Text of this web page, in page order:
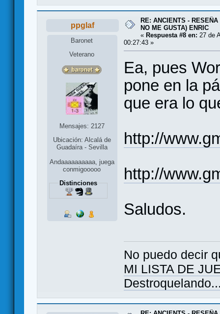
ppglaf
Baronet
Veterano
Mensajes: 2127
Ubicación: Alcalá de
Guadaíra - Sevilla
Andaaaaaaaaaa, juega
conmigooooo
Distinciones
RE: ANCIENTS -
NO ME GUSTA) ENRIC
« Respuesta #8 en: 27 de
00:27:43 »
Ea, pues
pone en la
que era lo
http://
http://
Saludos.
No puedo decir
MI LISTA DE